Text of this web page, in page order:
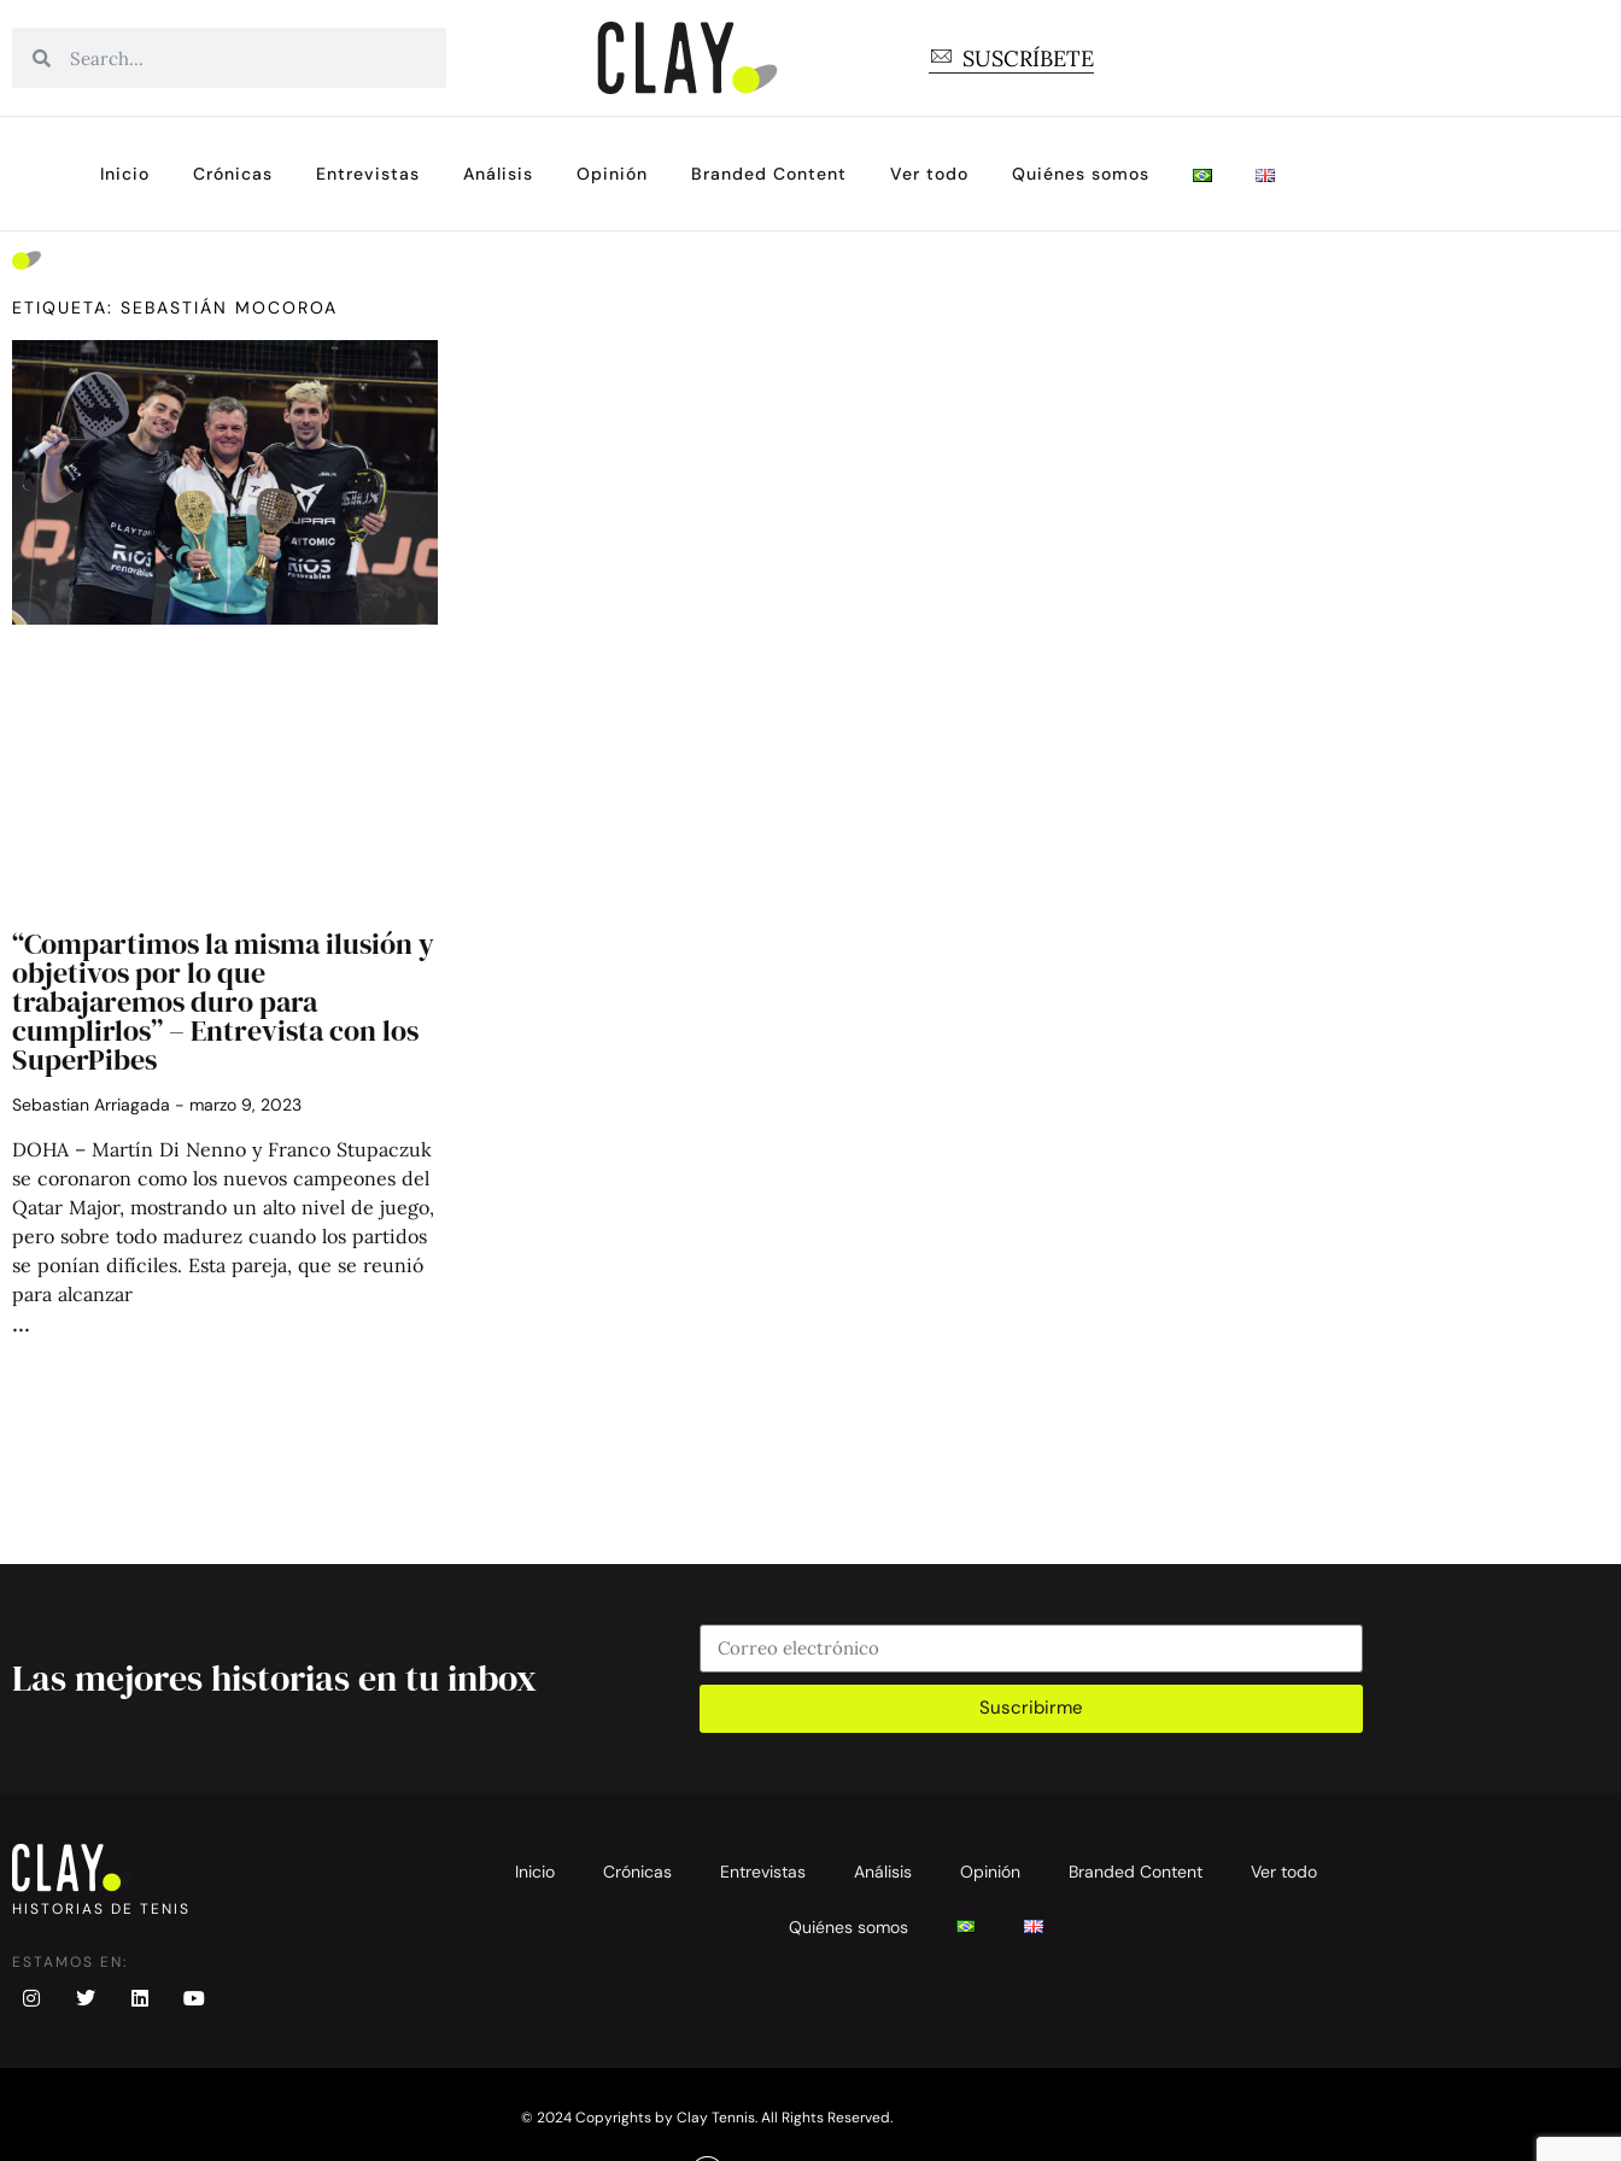
SUSCRÍBETE
Inicio Crónicas Entrevistas Análisis Opinión Branded Content Ver todo Quiénes somos
ETIQUETA: SEBASTIÁN MOCOROA
“Compartimos la misma ilusión y
objetivos por lo que
trabajaremos duro para
cumplirlos” – Entrevista con los
SuperPibes
Sebastian Arriagada marzo 9, 2023
DOHA – Martín Di Nenno y Franco Stupaczuk
se coronaron como los nuevos campeones del
Qatar Major, mostrando un alto nivel de juego,
pero sobre todo madurez cuando los partidos
se ponían difíciles. Esta pareja, que se reunió
para alcanzar
Las mejores historias en tu inbox
Suscribirme
HISTORIAS DE TENIS
ESTAMOS EN:
Inicio Crónicas Entrevistas Análisis Opinión Branded Content Ver todo
Quiénes somos
© 2024 Copyrights by Clay Tennis. All Rights Reserved.